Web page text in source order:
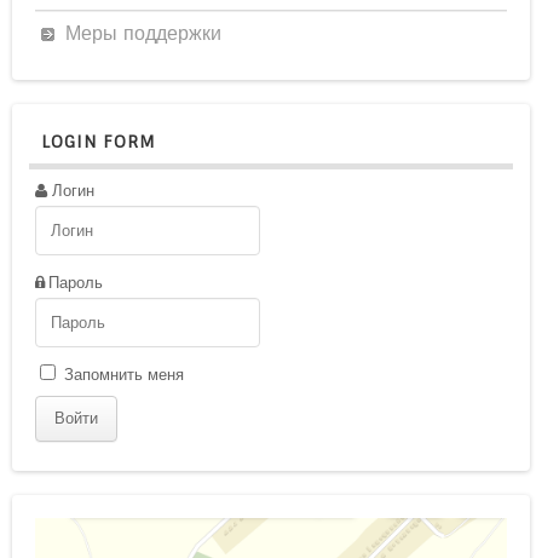
Меры поддержки
LOGIN FORM
Логин
Пароль
Запомнить меня